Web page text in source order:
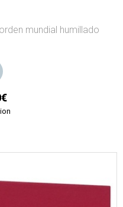
mundial humillado